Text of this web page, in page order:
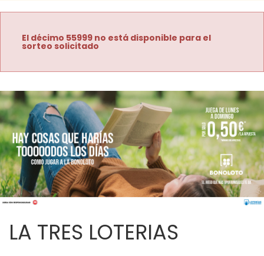
El décimo 55999 no está disponible para el
sorteo solicitado
LA TRES LOTERIAS